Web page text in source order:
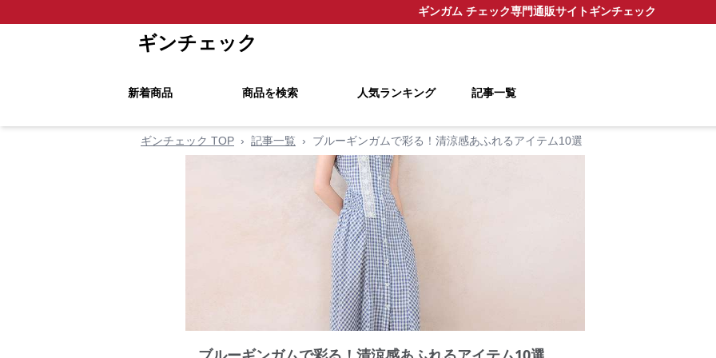
ギンガム チェック専門通販サイトギンチェック
ギンチェック
新着商品 商品を検索 人気ランキング 記事一覧
ギンチェック TOP › 記事一覧 › ブルーギンガムで彩る！清涼感あふれるアイテム10選